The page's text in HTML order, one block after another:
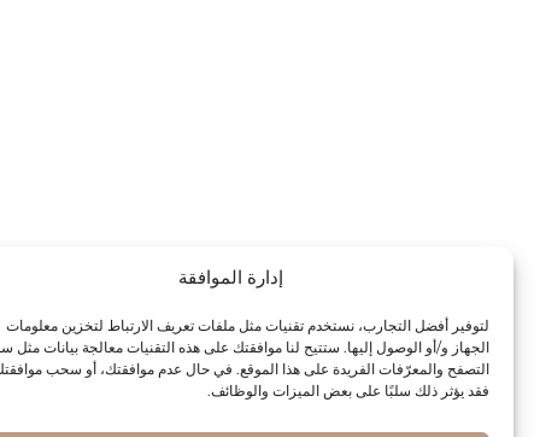
إدارة الموافقة
لتوفير أفضل التجارب، نستخدم تقنيات مثل ملفات تعريف الارتباط لتخزين معلومات
الجهاز و/أو الوصول إليها. ستتيح لنا موافقتك على هذه التقنيات معالجة بيانات مثل سلوك
التصفح والمعرّفات الفريدة على هذا الموقع. في حال عدم موافقتك، أو سحب موافقتك،
فقد يؤثر ذلك سلبًا على بعض الميزات والوظائف.